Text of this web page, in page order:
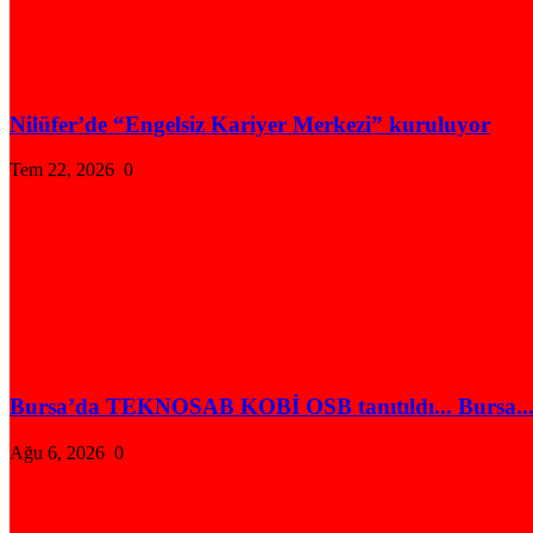
Nilüfer’de “Engelsiz Kariyer Merkezi” kuruluyor
Tem 22, 2026 0
Bursa’da TEKNOSAB KOBİ OSB tanıtıldı... Bursa...
Ağu 6, 2026 0